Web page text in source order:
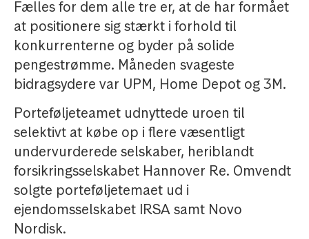
Fælles for dem alle tre er, at de har formået
at positionere sig stærkt i forhold til
konkurrenterne og byder på solide
pengestrømme. Måneden svageste
bidragsydere var UPM, Home Depot og 3M.
Porteføljeteamet udnyttede uroen til
selektivt at købe op i flere væsentligt
undervurderede selskaber, heriblandt
forsikringsselskabet Hannover Re. Omvendt
solgte porteføljetemaet ud i
ejendomsselskabet IRSA samt Novo
Nordisk.